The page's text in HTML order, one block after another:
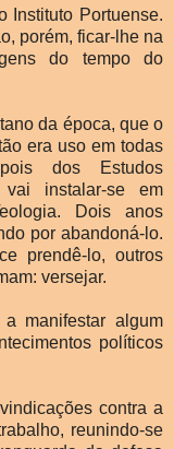
Instituto Portuense.
porém, ficar-lhe na
do tempo do
da época, que o
era uso em todas
dos Estudos
vai instalar-se em
Dois anos
por abandoná-lo.
prendê-lo, outros
versejar.
manifestar algum
políticos
contra a
reunindo-se